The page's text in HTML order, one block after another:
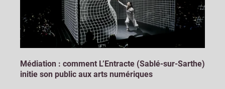
Médiation : comment L’Entracte (Sablé-sur-Sarthe)
initie son public aux arts numériques